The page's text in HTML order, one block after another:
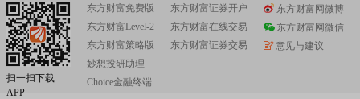
扫一扫下载
APP
东方财富免费版
东方财富Level-2
东方财富策略版
妙想投研助理
Choice金融终端
东方财富证券开户
东方财富在线交易
东方财富证券交易
东方财富网微博
东方财富网微信
意见与建议